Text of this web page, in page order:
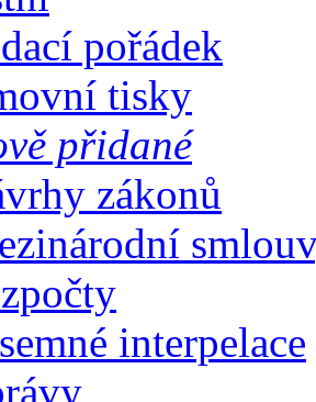
pořádek
tisky
přidané
zákonů
interpelace